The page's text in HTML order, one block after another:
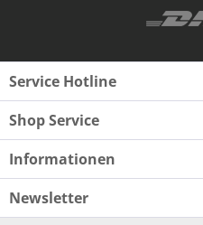
Service Hotline
Shop Service
Informationen
Newsletter